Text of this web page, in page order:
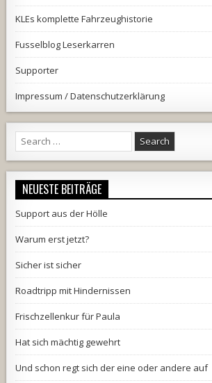
KLEs komplette Fahrzeughistorie
Fusselblog Leserkarren
Supporter
Impressum / Datenschutzerklärung
Search
for:
NEUESTE BEITRÄGE
Support aus der Hölle
Warum erst jetzt?
Sicher ist sicher
Roadtripp mit Hindernissen
Frischzellenkur für Paula
Hat sich mächtig gewehrt
Und schon regt sich der eine oder andere auf